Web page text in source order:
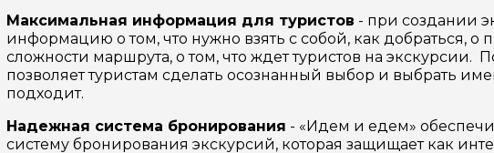
Максимальная информация для туристов - при создании
информацию о том, что нужно взять с собой, как добраться, о
сложности маршрута, о том, что ждет туристов на
позволяет туристам сделать осознанный выбор и выбрать
подходит.
Надежная система бронирования - «Идем и едем»
систему бронирования экскурсий, которая защищает как
вопросы, можете их задать